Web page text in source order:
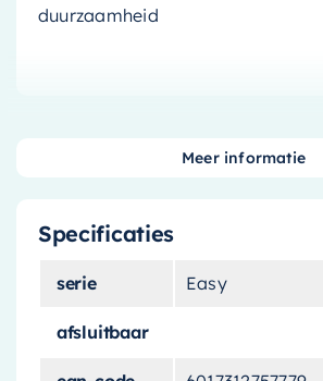
duurzaamheid
Maak uw badkamer of keuken
maar ook uitermate stijlvol
Smag design.
Optimaal gebruik
Specificaties
serie Easy
afsluitbaar
Meer informatie